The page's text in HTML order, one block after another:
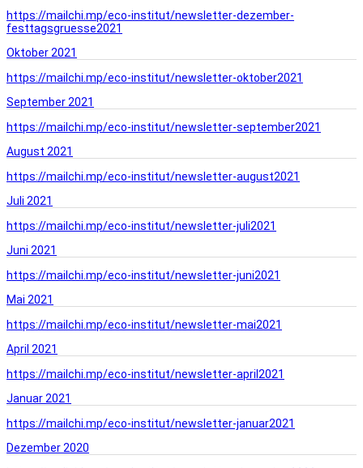
https://mailchi.mp/eco-institut/newsletter-dezember-
festtagsgruesse2021
Oktober 2021
https://mailchi.mp/eco-institut/newsletter-oktober2021
September 2021
https://mailchi.mp/eco-institut/newsletter-september2021
August 2021
https://mailchi.mp/eco-institut/newsletter-august2021
Juli 2021
https://mailchi.mp/eco-institut/newsletter-juli2021
Juni 2021
https://mailchi.mp/eco-institut/newsletter-juni2021
Mai 2021
https://mailchi.mp/eco-institut/newsletter-mai2021
April 2021
https://mailchi.mp/eco-institut/newsletter-april2021
Januar 2021
https://mailchi.mp/eco-institut/newsletter-januar2021
Dezember 2020